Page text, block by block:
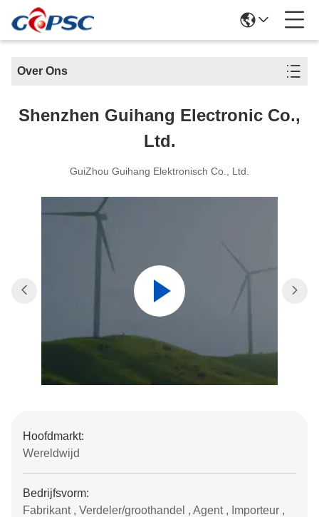
Over Ons
Shenzhen Guihang Electronic Co.,
Ltd.
GuiZhou Guihang Elektronisch Co., Ltd.
Hoofdmarkt:
Wereldwijd
Bedrijfsvorm:
Fabrikant , Verdeler/groothandel , Agent , Importeur ,